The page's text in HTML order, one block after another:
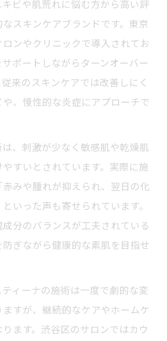
ビや肌荒れに悩む方から高い評
スキンケアブランドです。東京
ンやクリニックで導入されてお
ポートしながらターンオーバー
来のスキンケアでは改善しにく
、慢性的な炎症にアプローチで
、刺激が少なく敏感肌や乾燥肌
すいとされています。実際に施
みや腫れが抑えられ、翌日の化
いった声も寄せられています。
分のバランスが工夫されている
ぎながら健康的な素肌を目指せ
ィーナの施術は一度で劇的な変
すが、継続的なケアやホームケ
ます。渋谷区のサロンではカウ